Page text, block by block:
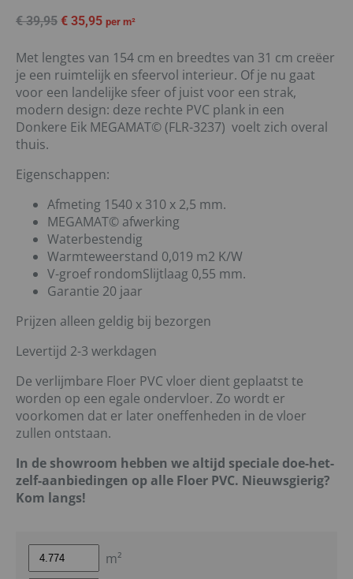
€39,95 € 35,95 per m²
Met lengtes van 154 cm en breedtes van 31 cm creëer
je een ruimtelijk en sfeervol interieur. Of je nu gaat
voor een landelijke sfeer of juist voor een strak,
modern design: deze rechte PVC plank in een
Donkere Eik MEGAMAT© (FLR-3237) voelt zich overal
thuis.
Eigenschappen:
Afmeting 1540 x 310 x 2,5 mm.
MEGAMAT© afwerking
Waterbestendig
Warmteweerstand 0,019 m2 K/W
V-groef rondomSlijtlaag 0,55 mm.
Garantie 20 jaar
Prijzen alleen geldig bij bezorgen
Levertijd 2-3 werkdagen
De verlijmbare Floer PVC vloer dient geplaatst te
worden op een egale ondervloer. Zo wordt er
voorkomen dat er later oneffenheden in de vloer
zullen ontstaan.
In de showroom hebben we altijd speciale doe-het-
zelf-aanbiedingen op alle Floer PVC. Nieuwsgierig?
Kom langs!
m²